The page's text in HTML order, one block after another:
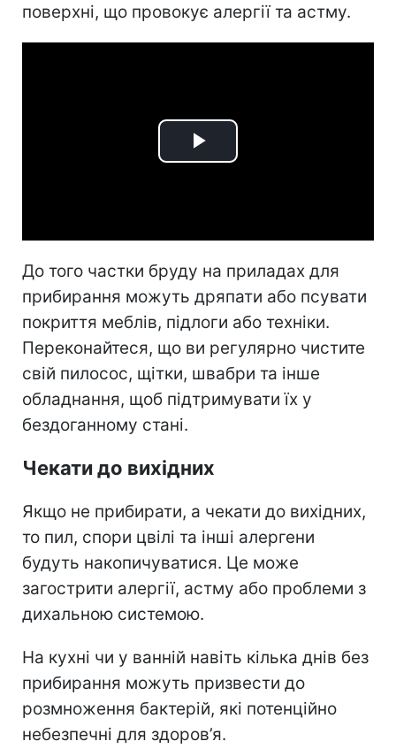
поверхні, що провокує алергії та астму.
Play
До того частки бруду на приладах для
прибирання можуть дряпати або псувати
покриття меблів, підлоги або техніки.
Переконайтеся, що ви регулярно чистите
свій пилосос, щітки, швабри та інше
обладнання, щоб підтримувати їх у
бездоганному стані.
Чекати до вихідних
Якщо не прибирати, а чекати до вихідних,
то пил, спори цвілі та інші алергени
будуть накопичуватися. Це може
загострити алергії, астму або проблеми з
дихальною системою.
На кухні чи у ванній навіть кілька днів без
прибирання можуть призвести до
розмноження бактерій, які потенційно
небезпечні для здоров’я.